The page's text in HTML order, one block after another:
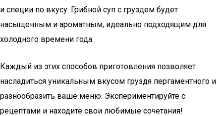
и специи по вкусу. Грибной суп с груздем будет
насыщенным и ароматным, идеально подходящим для
холодного времени года.
Каждый из этих способов приготовления позволяет
насладиться уникальным вкусом груздя пергаментного и
разнообразить ваше меню. Экспериментируйте с
рецептами и находите свои любимые сочетания!